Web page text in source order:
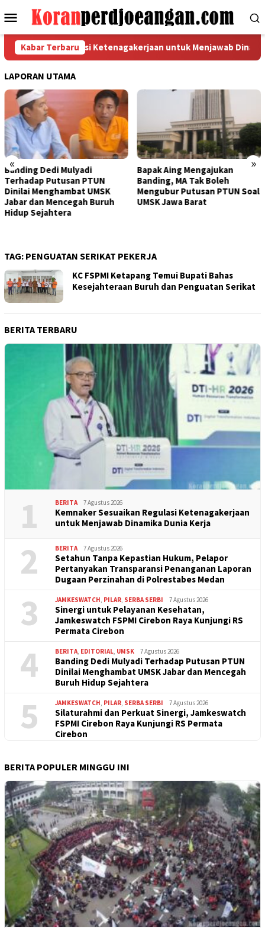
ke
Menu
Mobile
Kabar Terbaru
Regulasi Ketenagakerjaan untuk Menjawab Dinamika
LAPORAN UTAMA
« »
Bapak Aing Mengajukan
Banding, MA Tak Boleh
Mengubur Putusan PTUN Soal
UMSK Jawa Barat
Sengketa UMSK
Tak Berkesudahan,
Mulyadi Terancam
Pemberhentian
TAG: PENGUATAN SERIKAT PEKERJA
KC FSPMI Ketapang Temui Bupati Bahas
Kesejahteraan Buruh dan Penguatan Serikat
BERITA TERBARU
1 BERITA 7 Agustus 2026
Kemnaker Sesuaikan Regulasi Ketenagakerjaan
untuk Menjawab Dinamika Dunia Kerja
2 BERITA 7 Agustus 2026
Setahun Tanpa Kepastian Hukum, Pelapor
Pertanyakan Transparansi Penanganan Laporan
Dugaan Perzinahan di Polrestabes Medan
3 JAMKESWATCH, PILAR, SERBA SERBI 7 Agustus 2026
Sinergi untuk Pelayanan Kesehatan,
Jamkeswatch FSPMI Cirebon Raya Kunjungi RS
Permata Cirebon
4 BERITA, EDITORIAL, UMSK 7 Agustus 2026
Banding Dedi Mulyadi Terhadap Putusan PTUN
Dinilai Menghambat UMSK Jabar dan Mencegah
Buruh Hidup Sejahtera
5 JAMKESWATCH, PILAR, SERBA SERBI 7 Agustus 2026
Silaturahmi dan Perkuat Sinergi, Jamkeswatch
FSPMI Cirebon Raya Kunjungi RS Permata
Cirebon
BERITA POPULER MINGGU INI